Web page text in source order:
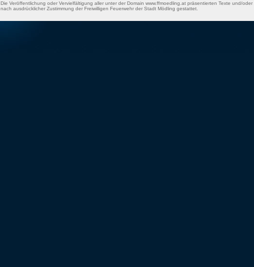
Die Veröffentlichung oder Vervielfältigung aller unter der Domain www.ffmoedling.at präsentierten Texte und/oder
nach ausdrücklicher Zustimmung der Freiwilligen Feuerwehr der Stadt Mödling gestattet.